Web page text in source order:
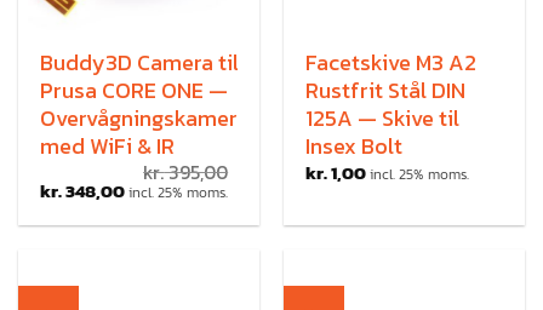
Buddy3D Camera til
Prusa CORE ONE —
Overvågningskamera
med WiFi & IR
kr.395,00
kr.348,00incl. 25% moms.
Facetskive M3 A2
Rustfrit Stål DIN
125A — Skive til
Insex Bolt
kr.1,00incl. 25% moms.